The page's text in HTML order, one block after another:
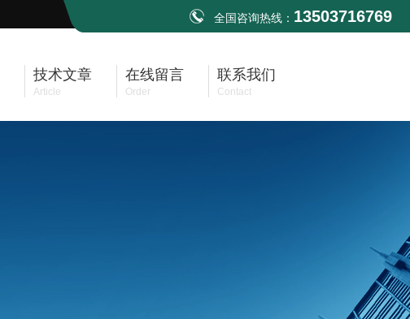
全国咨询热线： 13503716769
技术文章
Article
在线留言
Order
联系我们
Contact